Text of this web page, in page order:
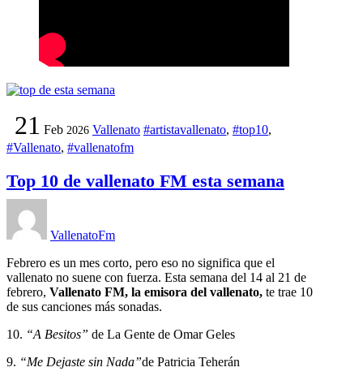
21 Feb 2026 Vallenato #artistavallenato, #top10,
#Vallenato, #vallenatofm
Top 10 de vallenato FM esta semana
VallenatoFm
Febrero es un mes corto, pero eso no significa que el
vallenato no suene con fuerza. Esta semana del 14 al 21 de
febrero, Vallenato FM, la emisora del vallenato, te trae 10
de sus canciones más sonadas.
10. “A Besitos” de La Gente de Omar Geles
9. “Me Dejaste sin Nada”de Patricia Teherán